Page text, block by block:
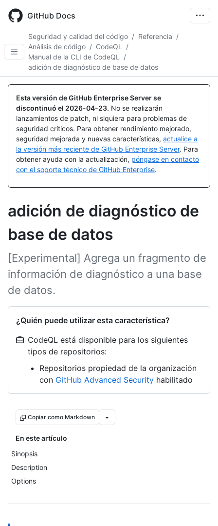
main
GitHub Docs
Seguridad y calidad del código / Referencia /
Análisis de código / CodeQL
/
Manual de la CLI de CodeQL
/
adición de diagnóstico de base de datos
Esta versión de GitHub Enterprise Server se
discontinuó el 2026-04-23. No se realizarán
lanzamientos de patch, ni siquiera para problemas de
seguridad críticos. Para obtener rendimiento mejorado,
seguridad mejorada y nuevas características, actualice a
la versión más reciente de GitHub Enterprise Server. Para
obtener ayuda con la actualización, póngase en contacto
con el soporte técnico de GitHub Enterprise.
adición de diagnóstico de
base de datos
[Experimental] Agrega un fragmento de
información de diagnóstico a una base
de datos.
¿Quién puede utilizar esta característica?
CodeQL está disponible para los siguientes
tipos de repositorios:
Repositorios propiedad de la organización
con GitHub Advanced Security habilitado
Copiar como Markdown
En este artículo
Sinopsis
Description
Options